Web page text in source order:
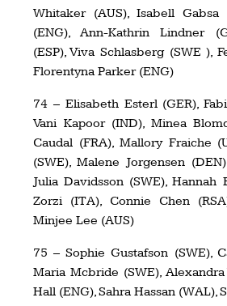
Whitaker (AUS), Isabell Gabsa
(ENG), Ann-Kathrin Lindner
(ESP), Viva Schlasberg (SWE ),
Florentyna Parker (ENG)
74 – Elisabeth Esterl (GER),
Vani Kapoor (IND), Minea
Caudal (FRA), Mallory Fraiche
(SWE), Malene Jorgensen
Julia Davidsson (SWE), Hannah
Zorzi (ITA), Connie Chen
Minjee Lee (AUS)
75 – Sophie Gustafson (SWE),
Maria Mcbride (SWE),
Hall (ENG), Sahra Hassan (WAL),